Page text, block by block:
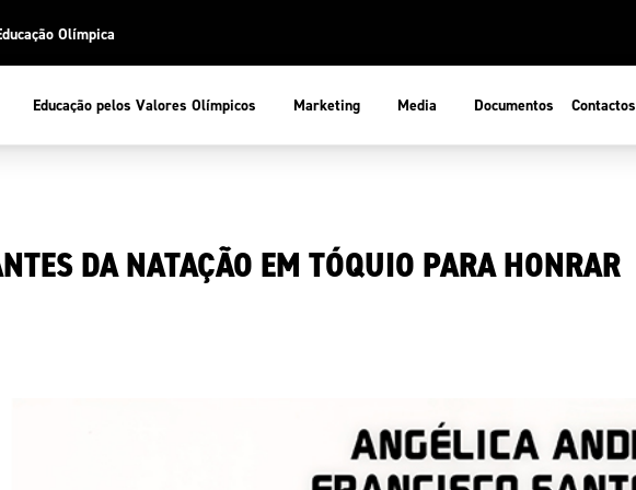
Olímpica
Educação pelos Valores Olímpicos Marketing Media Documentos Contactos
Federações
Participação Desportiva
DA NATAÇÃO EM TÓQUIO PARA HONRAR